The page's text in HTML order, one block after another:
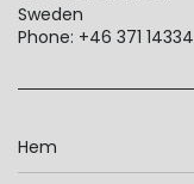
Sweden
Phone: +46 371 14334
Hem